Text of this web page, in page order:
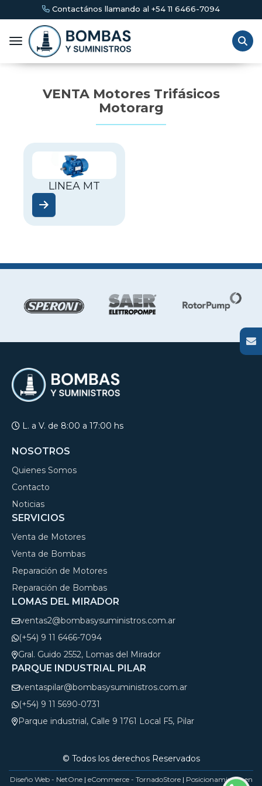
Contactános llamando al +54 11 6466-7094
Toggle navigation
VENTA Motores Trifásicos
Motorarg
LINEA MT
L. a V. de 8:00 a 17:00 hs
NOSOTROS
Quienes Somos
Contacto
Noticias
SERVICIOS
Venta de Motores
Venta de Bombas
Reparación de Motores
Reparación de Bombas
LOMAS DEL MIRADOR
ventas2@bombasysuministros.com.ar
(+54) 9 11 6466-7094
Gral. Guido 2552, Lomas del Mirador
PARQUE INDUSTRIAL PILAR
ventaspilar@bombasysuministros.com.ar
(+54) 9 11 5690-0731
Parque industrial, Calle 9 1761 Local F5, Pilar
© Todos los derechos Reservados
Diseño Web - NetOne| eCommerce - TornadoStore| Posicionamiento en